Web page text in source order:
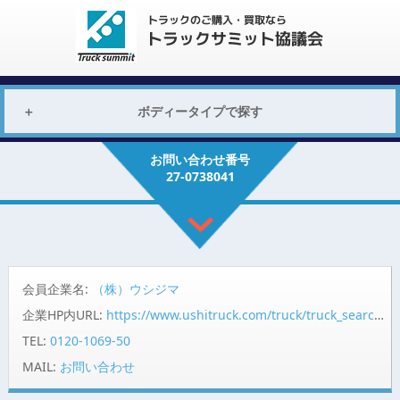
ボディータイプで探す
お問い合わせ番号
27-0738041
会員企業名:
（株）ウシジマ
企業HP内URL: https://www.ushitruck.com/truck/truck_search/detail?vehicle=17977
TEL: 0120-1069-50
MAIL: お問い合わせ